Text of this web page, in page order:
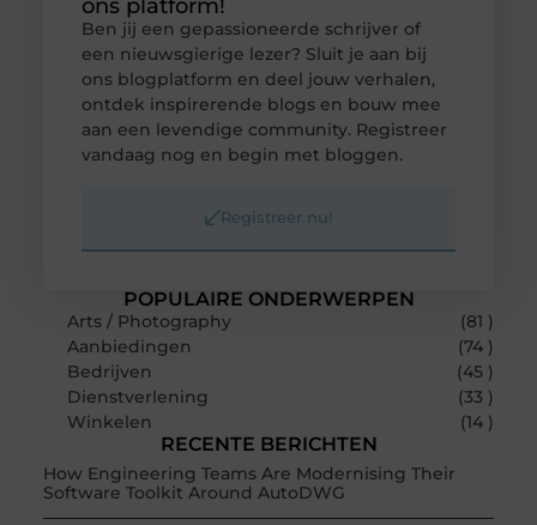
POPULAIRE ONDERWERPEN
Arts / Photography
(81 )
Aanbiedingen
(74 )
Bedrijven
(45 )
Dienstverlening
(33 )
Winkelen
(14 )
RECENTE BERICHTEN
How Engineering Teams Are Modernising Their
Software Toolkit Around AutoDWG
ons platform!
Ben jij een gepassioneerde schrijver of
een nieuwsgierige lezer? Sluit je aan bij
ons blogplatform en deel jouw verhalen,
ontdek inspirerende blogs en bouw mee
aan een levendige community. Registreer
vandaag nog en begin met bloggen.
Registreer nu!